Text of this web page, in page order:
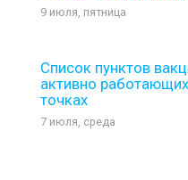
9 июля, пятница
Список пунктов
активно
точках
7 июля, среда